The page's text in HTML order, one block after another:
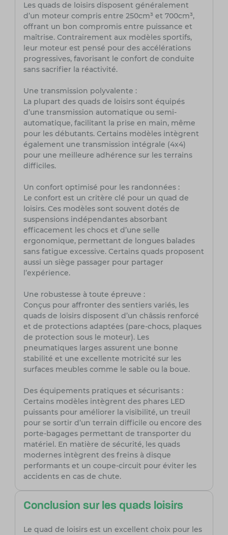
Les quads de loisirs disposent généralement
d’un moteur compris entre 250cm³ et 700cm³,
offrant un bon compromis entre puissance et
maîtrise. Contrairement aux modèles sportifs,
leur moteur est pensé pour des accélérations
progressives, favorisant le confort de conduite
sans sacrifier la réactivité.
Une transmission polyvalente :
La plupart des quads de loisirs sont équipés
d’une transmission automatique ou semi-
automatique, facilitant la prise en main, même
pour les débutants. Certains modèles intègrent
également une transmission intégrale (4x4)
pour une meilleure adhérence sur les terrains
difficiles.
Un confort optimisé pour les randonnées :
Le confort est un critère clé pour un quad de
loisirs. Ces modèles sont souvent dotés de
suspensions indépendantes absorbant
efficacement les chocs et d’une selle
ergonomique, permettant de longues balades
sans fatigue excessive. Certains quads proposent
aussi un siège passager pour partager
l’expérience.
Une robustesse à toute épreuve :
Conçus pour affronter des sentiers variés, les
quads de loisirs disposent d’un châssis renforcé
et de protections adaptées (pare-chocs, plaques
de protection sous le moteur). Les
pneumatiques larges assurent une bonne
stabilité et une excellente motricité sur les
surfaces meubles comme le sable ou la boue.
Des équipements pratiques et sécurisants :
Certains modèles intègrent des phares LED
puissants pour améliorer la visibilité, un treuil
pour se sortir d’un terrain difficile ou encore des
porte-bagages permettant de transporter du
matériel. En matière de sécurité, les quads
modernes intègrent des freins à disque
performants et un coupe-circuit pour éviter les
accidents en cas de chute.
Conclusion sur les quads loisirs
Le quad de loisirs est un excellent choix pour les